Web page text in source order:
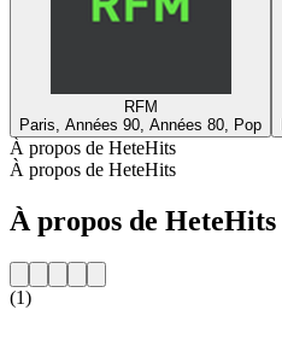
RFM
Paris, Années 90, Années 80, Pop
À propos de HeteHits
À propos de HeteHits
À propos de HeteHits
(1)